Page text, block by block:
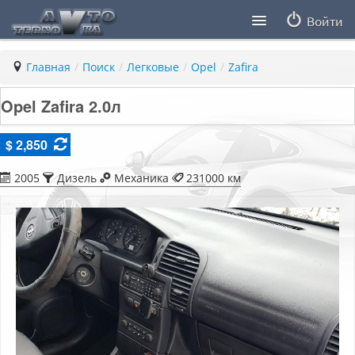
Войти
Статьи
ПДД ПМР
Главная / Поиск / Легковые / Opel / Zafira
Opel Zafira 2.0л
$ 2,850
2005 Дизель Механика 231000 км